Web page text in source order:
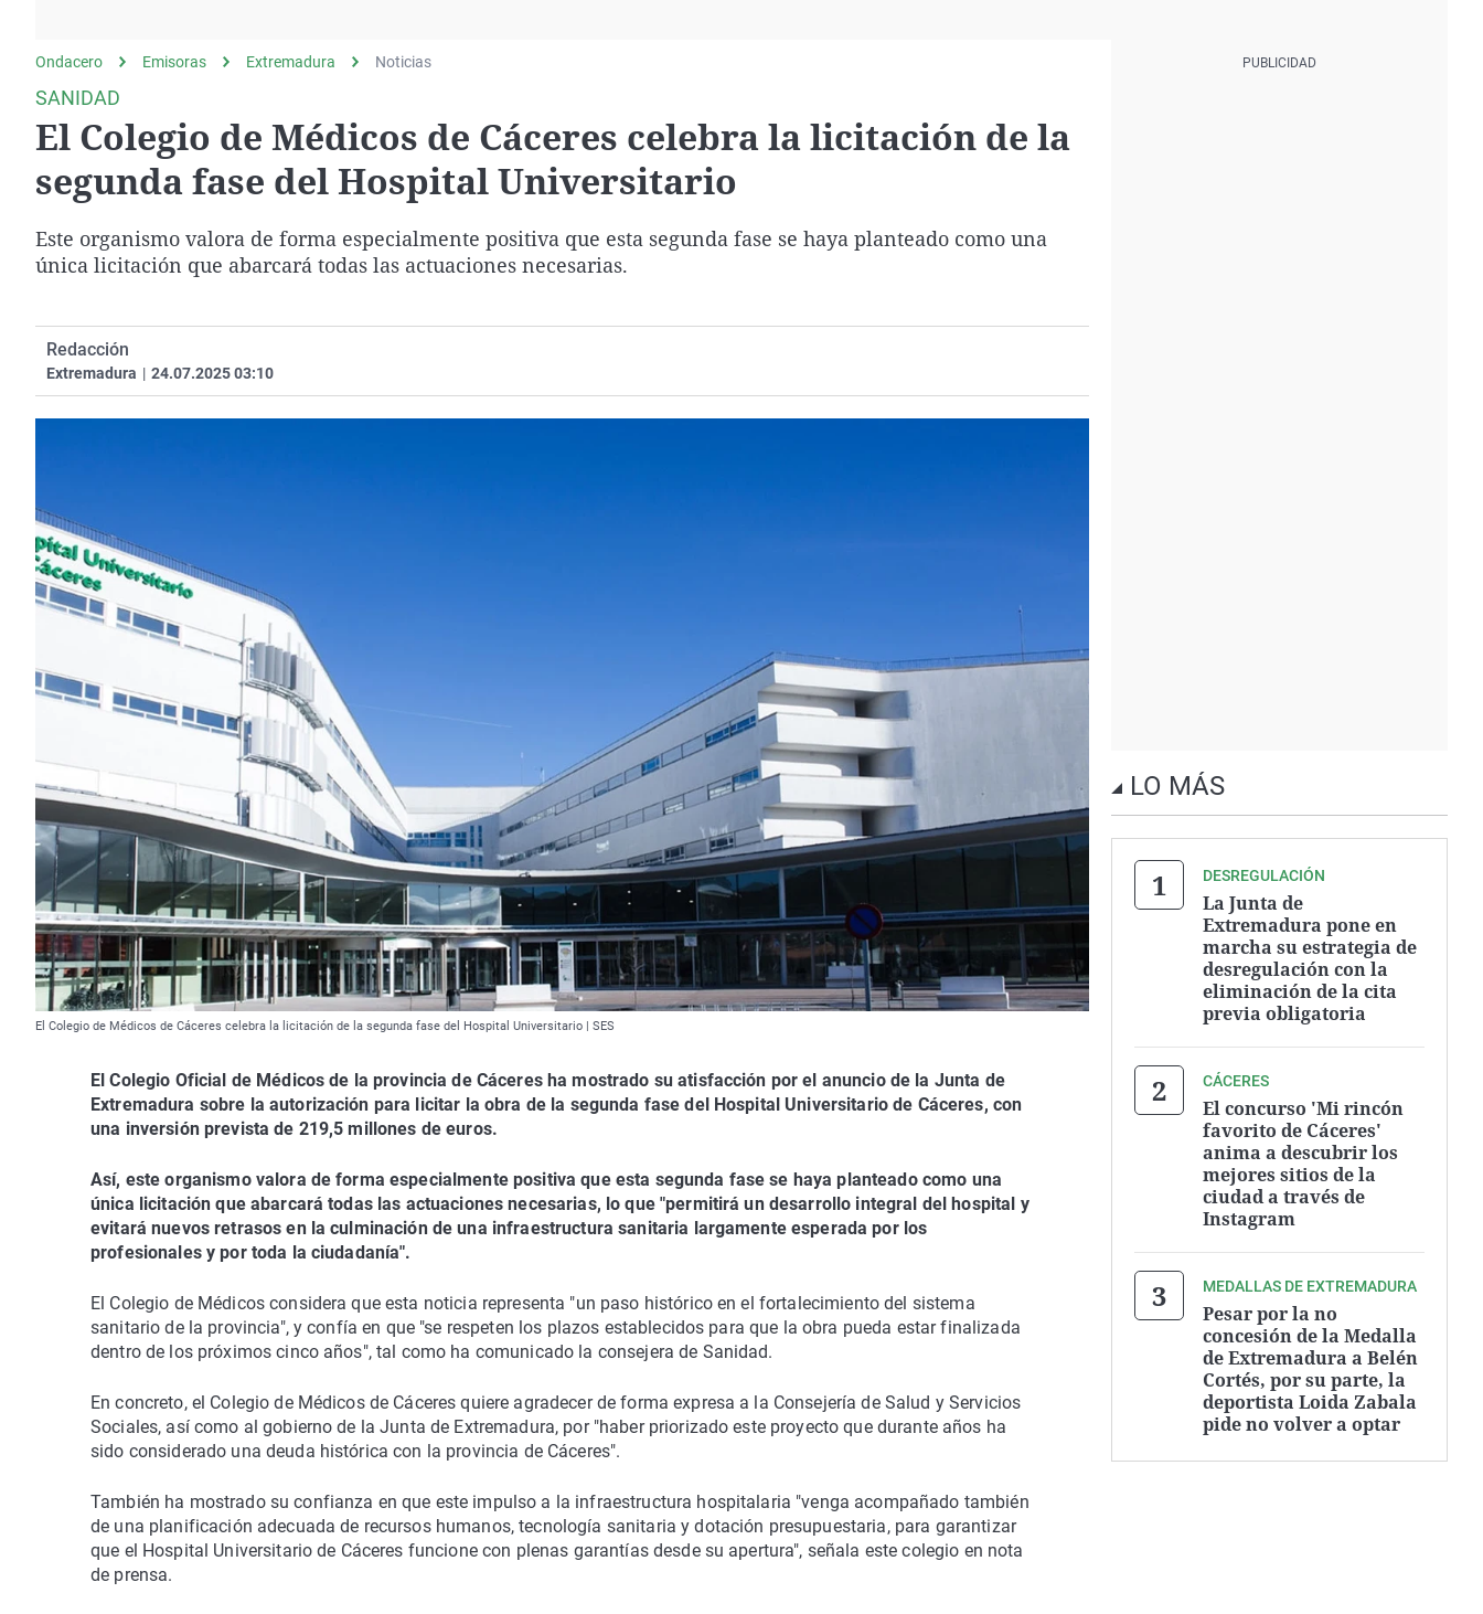
Operación Viuda
Negra
Navarra
Ondacero Emisoras Extremadura Noticias
SANIDAD
El Colegio de Médicos de Cáceres celebra la licitación de la
segunda fase del Hospital Universitario
Este organismo valora de forma especialmente positiva que esta segunda fase se haya planteado como una
única licitación que abarcará todas las actuaciones necesarias.
Redacción
Extremadura | 24.07.2025 03:10
El Colegio de Médicos de Cáceres celebra la licitación de la segunda fase del Hospital Universitario | SES
El Colegio Oficial de Médicos de la provincia de Cáceres ha mostrado su atisfacción por el anuncio de la Junta de
Extremadura sobre la autorización para licitar la obra de la segunda fase del Hospital Universitario de Cáceres, con
una inversión prevista de 219,5 millones de euros.
Así, este organismo valora de forma especialmente positiva que esta segunda fase se haya planteado como una
única licitación que abarcará todas las actuaciones necesarias, lo que "permitirá un desarrollo integral del hospital y
evitará nuevos retrasos en la culminación de una infraestructura sanitaria largamente esperada por los
profesionales y por toda la ciudadanía".
El Colegio de Médicos considera que esta noticia representa "un paso histórico en el fortalecimiento del sistema
sanitario de la provincia", y confía en que "se respeten los plazos establecidos para que la obra pueda estar finalizada
dentro de los próximos cinco años", tal como ha comunicado la consejera de Sanidad.
En concreto, el Colegio de Médicos de Cáceres quiere agradecer de forma expresa a la Consejería de Salud y Servicios
Sociales, así como al gobierno de la Junta de Extremadura, por "haber priorizado este proyecto que durante años ha
sido considerado una deuda histórica con la provincia de Cáceres".
También ha mostrado su confianza en que este impulso a la infraestructura hospitalaria "venga acompañado también
de una planificación adecuada de recursos humanos, tecnología sanitaria y dotación presupuestaria, para garantizar
que el Hospital Universitario de Cáceres funcione con plenas garantías desde su apertura", señala este colegio en nota
de prensa.
LO MÁS
DESREGULACIÓN
La Junta de
Extremadura pone en
marcha su estrategia de
desregulación con la
eliminación de la cita
previa obligatoria
CÁCERES
El concurso 'Mi rincón
favorito de Cáceres'
anima a descubrir los
mejores sitios de la
ciudad a través de
Instagram
MEDALLAS DE EXTREMADURA
Pesar por la no
concesión de la Medalla
de Extremadura a Belén
Cortés, por su parte, la
deportista Loida Zabala
pide no volver a optar